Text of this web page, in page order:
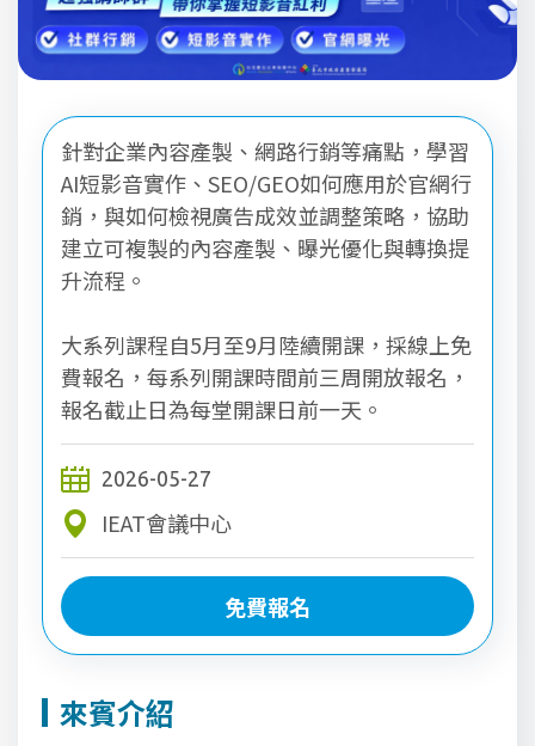
針對企業內容產製、網路行銷等痛點，學習
AI短影音實作、SEO/GEO如何應用於官網行
銷，與如何檢視廣告成效並調整策略，協助
建立可複製的內容產製、曝光優化與轉換提
升流程。
大系列課程自5月至9月陸續開課，採線上免
費報名，每系列開課時間前三周開放報名，
報名截止日為每堂開課日前一天。
2026-05-27
IEAT會議中心
免費報名
來賓介紹